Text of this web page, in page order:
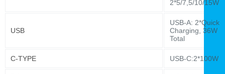
2*5/7,5/10/15W
USB
USB-A: 2*Quick
Charging, 36W
Total
C-TYPE USB-C:2*100W